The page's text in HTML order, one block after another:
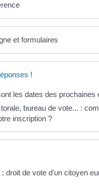
et formulaires
!
les dates des prochaines
bureau de vote... :
inscription ?
: droit de vote d'un citoyen